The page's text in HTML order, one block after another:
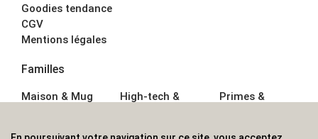
Goodies tendance
CGV
Mentions légales
Familles
Maison & Mug
High-tech &
Primes &